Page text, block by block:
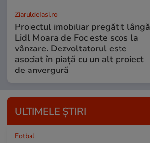
ZiaruldeIasi.ro
Proiectul imobiliar pregătit lângă
Lidl Moara de Foc este scos la
vânzare. Dezvoltatorul este
asociat în piață cu un alt proiect
de anvergură
ULTIMELE ȘTIRI
Fotbal